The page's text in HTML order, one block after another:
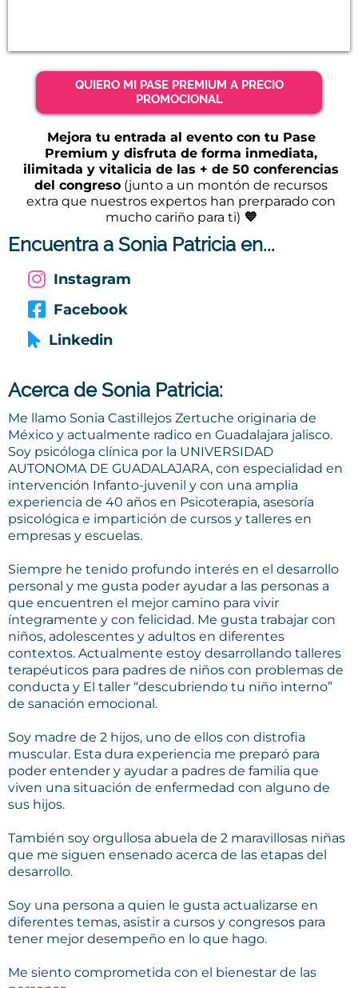
QUIERO MI PASE PREMIUM A PRECIO
PROMOCIONAL
Mejora tu entrada al evento con tu Pase
Premium y disfruta de forma inmediata,
ilimitada y vitalicia de las + de 50 conferencias
del congreso (junto a un montón de recursos
extra que nuestros expertos han prerparado con
mucho cariño para ti) 💙
Encuentra a Sonia Patricia en...
Instagram
Facebook
Linkedin
Acerca de Sonia Patricia:
Me llamo Sonia Castillejos Zertuche originaria de
México y actualmente radico en Guadalajara jalisco.
Soy psicóloga clínica por la UNIVERSIDAD
AUTONOMA DE GUADALAJARA, con especialidad en
intervención Infanto-juvenil y con una amplia
experiencia de 40 años en Psicoterapia, asesoría
psicológica e impartición de cursos y talleres en
empresas y escuelas.
Siempre he tenido profundo interés en el desarrollo
personal y me gusta poder ayudar a las personas a
que encuentren el mejor camino para vivir
íntegramente y con felicidad. Me gusta trabajar con
niños, adolescentes y adultos en diferentes
contextos. Actualmente estoy desarrollando talleres
terapéuticos para padres de niños con problemas de
conducta y El taller “descubriendo tu niño interno”
de sanación emocional.
Soy madre de 2 hijos, uno de ellos con distrofia
muscular. Esta dura experiencia me preparó para
poder entender y ayudar a padres de familia que
viven una situación de enfermedad con alguno de
sus hijos.
También soy orgullosa abuela de 2 maravillosas niñas
que me siguen ensenado acerca de las etapas del
desarrollo.
Soy una persona a quien le gusta actualizarse en
diferentes temas, asistir a cursos y congresos para
tener mejor desempeño en lo que hago.
Me siento comprometida con el bienestar de las